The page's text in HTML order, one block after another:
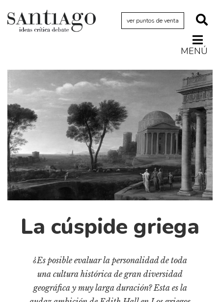
ver puntos de venta
MENÚ
Actualidad
Archivo Cenfoto-UDP
Arquetipos de situación
Artes visuales
Ciencia
Cine y televisión
Ciudad
Cómics
Críticas
Cultura
Diccionario portátil de la literatura chilena
Fragmentos
Historia
La cúspide griega
¿Es posible evaluar la personalidad de toda
una cultura histórica de gran diversidad
geográfica y muy larga duración? Esta es la